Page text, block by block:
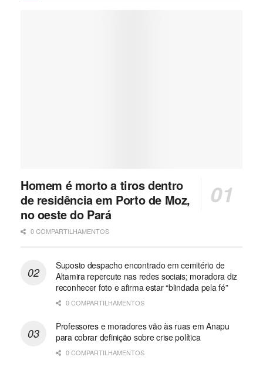
Homem é morto a tiros dentro
de residência em Porto de Moz,
no oeste do Pará
0 COMPARTILHAMENTOS
Suposto despacho encontrado em cemitério de
Altamira repercute nas redes sociais; moradora diz
reconhecer foto e afirma estar “blindada pela fé”
0 COMPARTILHAMENTOS
Professores e moradores vão às ruas em Anapu
para cobrar definição sobre crise política
0 COMPARTILHAMENTOS